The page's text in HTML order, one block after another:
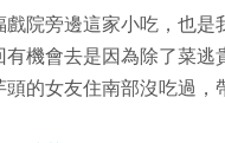
戲院旁邊這家小吃，也是
有機會去是因為除了菜逃
頭的女友住南部沒吃過，